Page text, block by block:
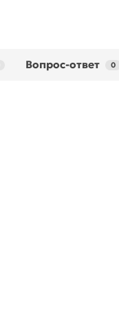
Вопрос-ответ 0